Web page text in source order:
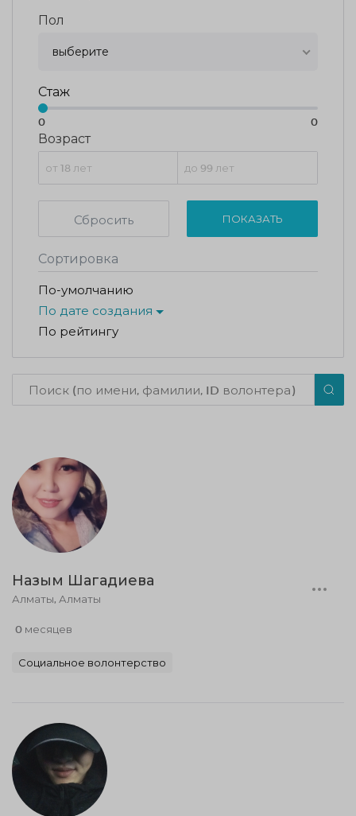
Пол
выберите
Стаж
0 0
Возраст
Сбросить ПОКАЗАТЬ
Сортировка
По-умолчанию
По дате создания
По рейтингу
Назым Шагадиева
Алматы, Алматы
0 месяцев
Социальное волонтерство